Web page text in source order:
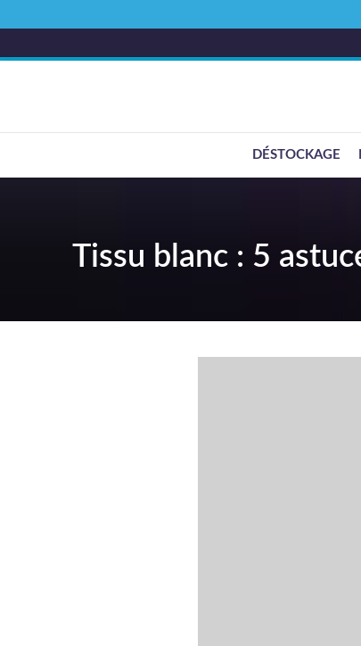
DÉSTOCKAGE
Tissu blanc : 5